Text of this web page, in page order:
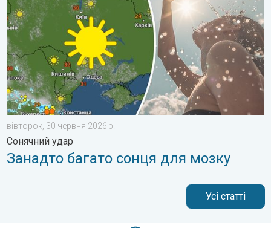
вівторок, 30 червня 2026 р.
Сонячний удар
Занадто багато сонця для мозку
Усі статті